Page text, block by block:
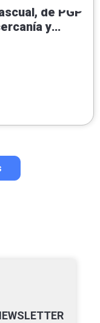
de PGP
y
ejercicio del